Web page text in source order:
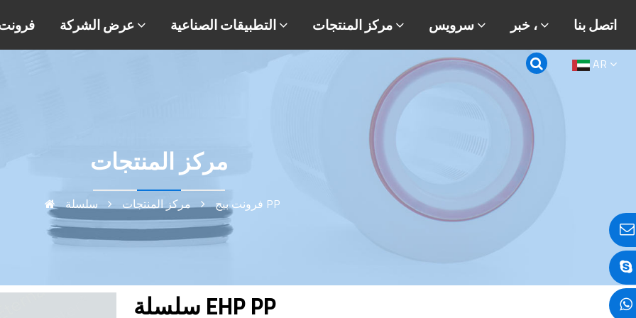
عرض الشركة التطبيقات الصناعية مركز المنتجات سرویس خبر ، اتصل بنا
AR
مركز المنتجات
فرونت بيج مركز المنتجات سلسلة PP
سلسلة EHP PP